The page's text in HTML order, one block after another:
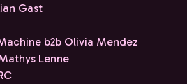
Gast
b2b Olivia Mendez
Lenne